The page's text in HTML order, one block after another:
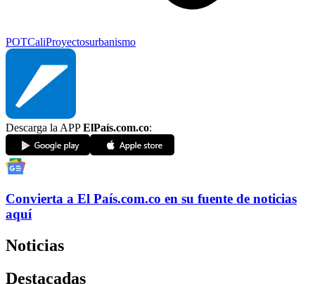
POTCaliProyectosurbanismo
Descarga la APPElPaís.com.co:
Convierta a El País.com.co en su fuente de noticias
aquí
Noticias
Destacadas